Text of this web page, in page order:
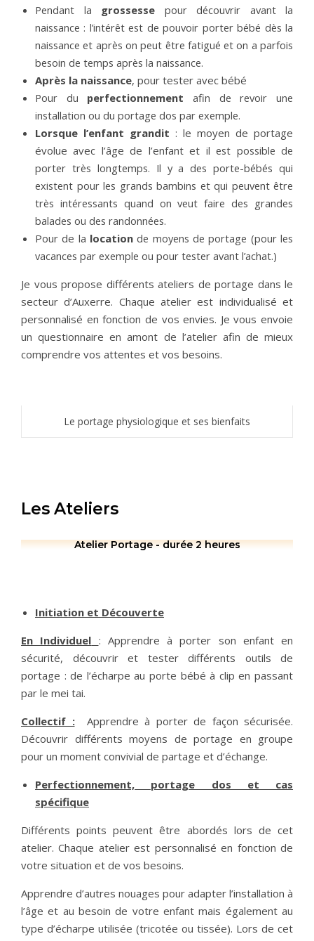
Pendant la grossesse pour découvrir avant la
naissance : l’intérêt est de pouvoir porter bébé dès la
naissance et après on peut être fatigué et on a parfois
besoin de temps après la naissance.
Après la naissance, pour tester avec bébé
Pour du perfectionnement afin de revoir une
installation ou du portage dos par exemple.
Lorsque l’enfant grandit : le moyen de portage
évolue avec l’âge de l’enfant et il est possible de
porter très longtemps. Il y a des porte-bébés qui
existent pour les grands bambins et qui peuvent être
très intéressants quand on veut faire des grandes
balades ou des randonnées.
Pour de la location de moyens de portage (pour les
vacances par exemple ou pour tester avant l’achat.)
Je vous propose différents ateliers de portage dans le
secteur d’Auxerre. Chaque atelier est individualisé et
personnalisé en fonction de vos envies. Je vous envoie
un questionnaire en amont de l’atelier afin de mieux
comprendre vos attentes et vos besoins.
Le portage physiologique et ses bienfaits
Les Ateliers
Atelier Portage - durée 2 heures
Initiation et Découverte
En Individuel : Apprendre à porter son enfant en
sécurité, découvrir et tester différents outils de
portage : de l’écharpe au porte bébé à clip en passant
par le mei tai.
Collectif :
Apprendre à porter de façon sécurisée.
Découvrir différents moyens de portage en groupe
pour un moment convivial de partage et d’échange.
Perfectionnement, portage dos et cas
spécifique
Différents points peuvent être abordés lors de cet
atelier. Chaque atelier est personnalisé en fonction de
votre situation et de vos besoins.
Apprendre d’autres nouages pour adapter l’installation à
l’âge et au besoin de votre enfant mais également au
type d’écharpe utilisée (tricotée ou tissée). Lors de cet